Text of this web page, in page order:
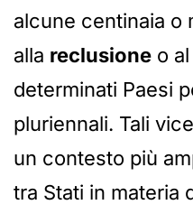
alcune centinaia o
alla reclusione o al
determinati Paesi
pluriennali. Tali
un contesto più
tra Stati in materia